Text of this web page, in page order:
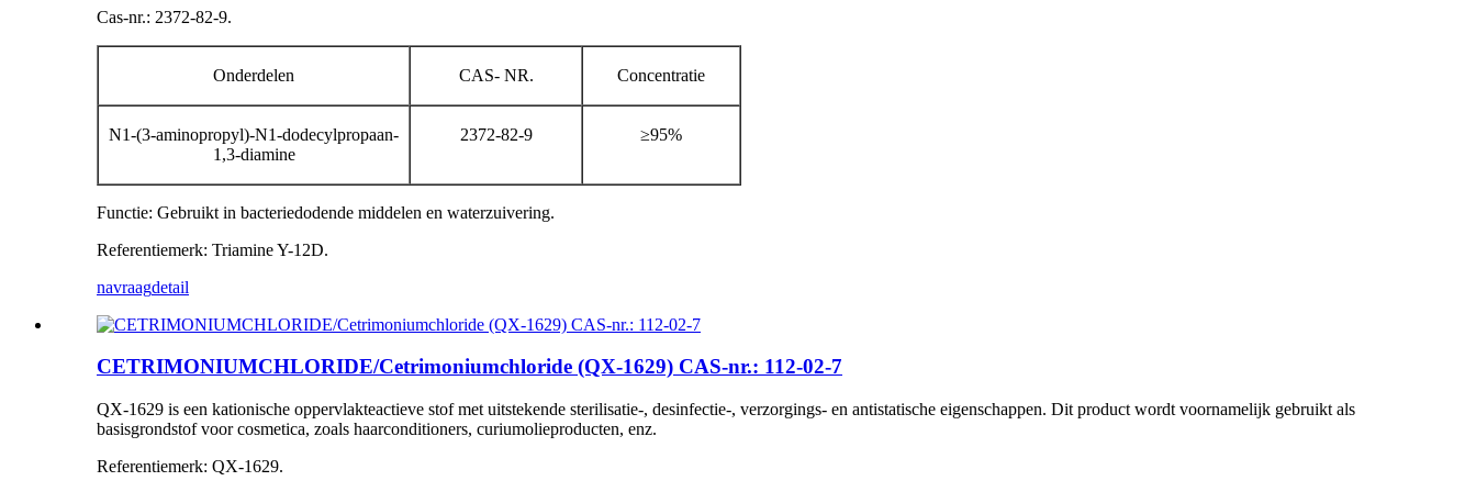
Cas-nr.: 2372-82-9.
Onderdelen CAS- NR. Concentratie
N1-(3-aminopropyl)-N1-dodecylpropaan-
1,3-diamine
2372-82-9 ≥95%
Functie: Gebruikt in bacteriedodende middelen en waterzuivering.
Referentiemerk: Triamine Y-12D.
navraagdetail
CETRIMONIUMCHLORIDE/Cetrimoniumchloride (QX-1629) CAS-nr.: 112-02-7
QX-1629 is een kationische oppervlakteactieve stof met uitstekende sterilisatie-, desinfectie-, verzorgings- en antistatische eigenschappen. Dit product wordt voornamelijk gebruikt als
basisgrondstof voor cosmetica, zoals haarconditioners, curiumolieproducten, enz.
Referentiemerk: QX-1629.